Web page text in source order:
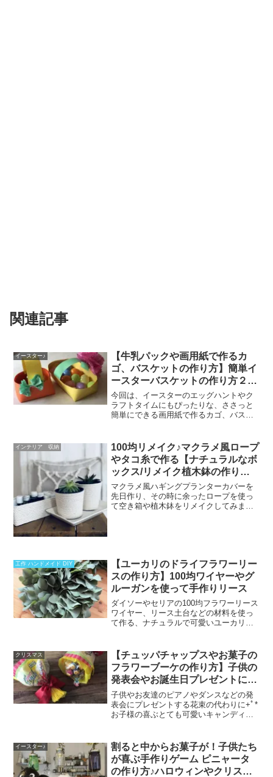
関連記事
イースター♪
【牛乳パックや画用紙で作るカ
ゴ、バスケットの作り方】簡単イ
ースターバスケットの作り方２種
をご紹介！イースターレッスンの
クラフトにもおすすめ♪
今回は、イースターのエッグハントやク
ラフトタイムにもぴったりな、ささっと
簡単にできる画用紙で作るカゴ、バスケ
テープでとめるだけ！高さ、横幅、色
も、画用紙のサイズなどで簡...
インテリア 収納
100均リメイク♪マクラメ風ロープ
やタコ糸で作る【ナチュラルなボ
ックス/リメイク植木鉢の作り
方】ナチュラルテイストのお部屋
に♪
マクラメ風ハギングプランターカバーを
先日作り、その時に余ったロープを使っ
て空き箱や植木鉢をリメイクしてみまし
工作 ハンドメイド DIY
【ユーカリのドライフラワーリー
スの作り方】100均ワイヤーやグ
ルーガンを使って手作りリース
ダイソーやセリアの100均フラワーリース
ワイヤー、リース土台などの材料を使っ
て作る、ナチュラルで可愛いユーカリの
ヤーを使ったワイヤリングリースを作る
方法をご紹介していき...
クリスマス
【チュッパチャップスやお菓子の
フラワーブーケの作り方】子供の
発表会やお誕生日プレゼントに可
愛いキャンディーの手作り花束を
♪
子供やお友達のピアノやダンスなどの発
表会にプレゼントする花束の代わりに+ﾟ*
お子様の喜ぶとても可愛いキャンディー
ても簡単ですが一本一本ワイヤーを付け
ていくので少し手間は...
イースター♪
割ると中からお菓子が！子供たち
が喜ぶ手作りゲーム ピニャータ
の作り方♪ハロウィンやクリスマ